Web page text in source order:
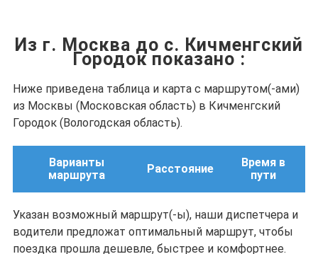
Из г. Москва до с. Кичменгский
Городок показано :
Ниже приведена таблица и карта с маршрутом(-ами)
из Москвы (Московская область) в Кичменгский
Городок (Вологодская область).
Варианты
маршрута
Расстояние
Время в
пути
Указан возможный маршрут(-ы), наши диспетчера и
водители предложат оптимальный маршрут, чтобы
поездка прошла дешевле, быстрее и комфортнее.